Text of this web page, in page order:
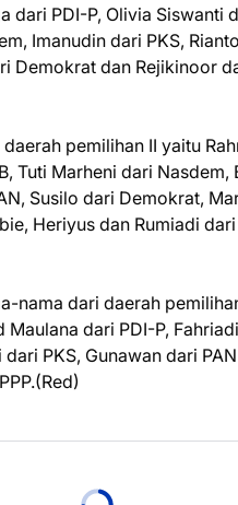
dari PDI-P, Olivia Siswanti
Imanudin dari PKS,
Demokrat dan Rejikinoor
pemilihan II yaitu
Tuti Marheni dari Nasdem,
Susilo dari Demokrat,
Heriyus dan Rumiadi
nama dari daerah
Maulana dari PDI-P,
PKS, Gunawan dari